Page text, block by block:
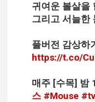
귀여운 볼살을
그리고 서늘한
풀버전 감상하
https://t.co/
매주 [수목] 밤
스 #Mouse